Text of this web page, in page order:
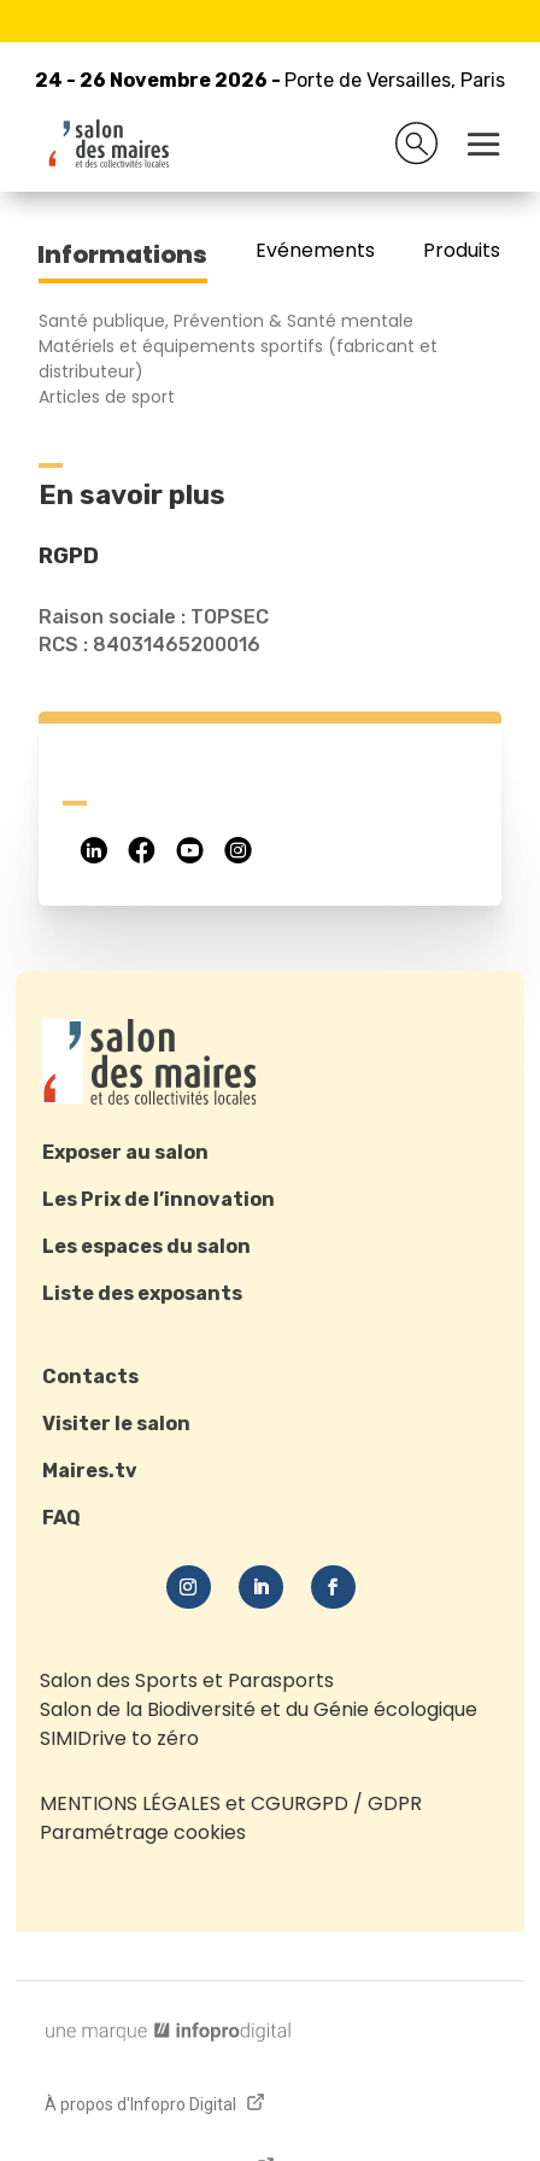
24 - 26 Novembre 2026 - Porte de Versailles, Paris
24 - 26 Novembre 2026 - Porte de Versailles, Paris
Retour à la liste des exposants
TOPSEC
Informations Evénements Produits/
Santé publique, Prévention & Santé mentale
Matériels et équipements sportifs (fabricant et
distributeur)
Articles de sport
En savoir plus
RGPD
Raison sociale : TOPSEC
RCS : 84031465200016
Exposer au salon
Les Prix de l’innovation
Les espaces du salon
Liste des exposants
Contacts
Visiter le salon
Maires.tv
FAQ
Salon des Sports et Parasports
Salon de la Biodiversité et du Génie écologique
SIMIDrive to zéro
MENTIONS LÉGALES et CGURGPD / GDPR
Paramétrage cookies